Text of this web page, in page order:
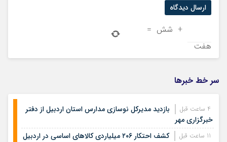
+ شش =
هفت
سر خط خبرها
بازدید مدیرکل نوسازی مدارس استان اردبیل از دفتر
خبرگزاری مهر
کشف احتکار ۲۰۶ میلیاردی کالاهای اساسی در اردبیل